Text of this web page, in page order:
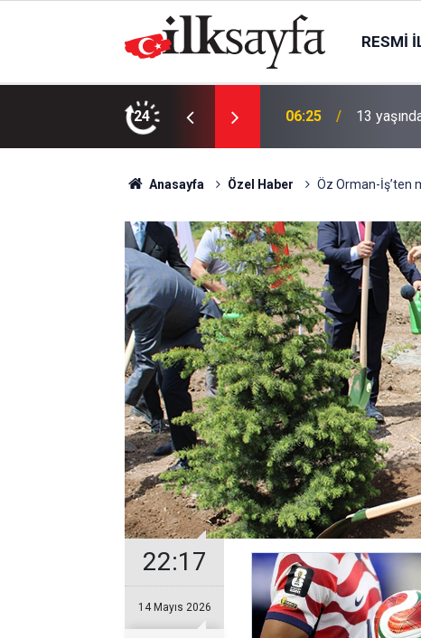
RESMI
24
Cansız bedeni bulundu 06:16 Bala
Anasayfa Özel Haber Öz Orman-İş’ten
22:17
14 Mayıs 2026